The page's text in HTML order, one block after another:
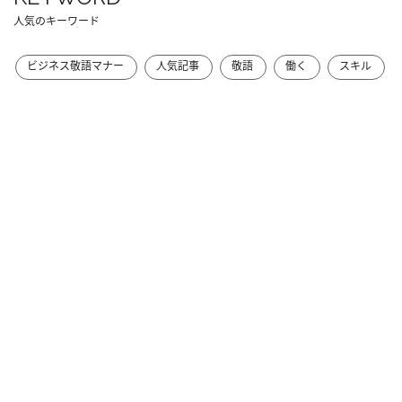
人気のキーワード
ビジネス敬語マナー 人気記事 敬語 働く スキル